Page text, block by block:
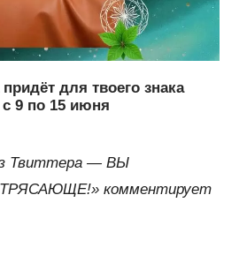
для твоего знака
9 по 15 июня
Твиттера — ВЫ
комментирует